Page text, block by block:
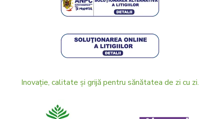
Inovație, calitate și grijă pentru sănătatea de zi cu zi.